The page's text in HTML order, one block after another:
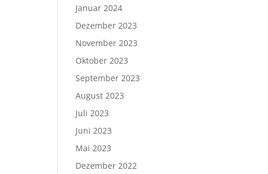
Januar 2024
Dezember 2023
November 2023
Oktober 2023
September 2023
August 2023
Juli 2023
Juni 2023
Mai 2023
Dezember 2022